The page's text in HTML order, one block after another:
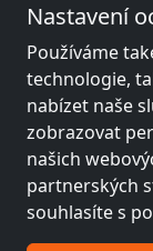
Nastavení
Používáme
technologie,
nabízet naše
zobrazovat
našich
partnerských
souhlasíte s